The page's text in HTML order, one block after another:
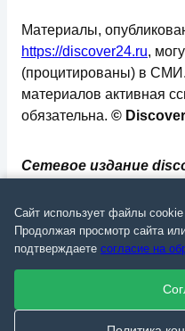
✅ 📄
Сетевое издание
надзору в сфере
технологий и
(Роскомнадзор).
ФС 77 - 73793.
Материалы,
https://discover24.ru,
(процитированы) в
материалов активная
обязательна. ©
Сайт использует файлы
Продолжая просмотр сайта
подтверждаете согласие на